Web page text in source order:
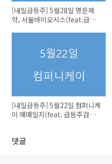
[내일급등주] 5월28일 명문제
약, 서울바이오시스(feat.급등
[내일급등주] 5월22일 컴퍼니케
이 매매일지(feat. 급등주검색
댓글